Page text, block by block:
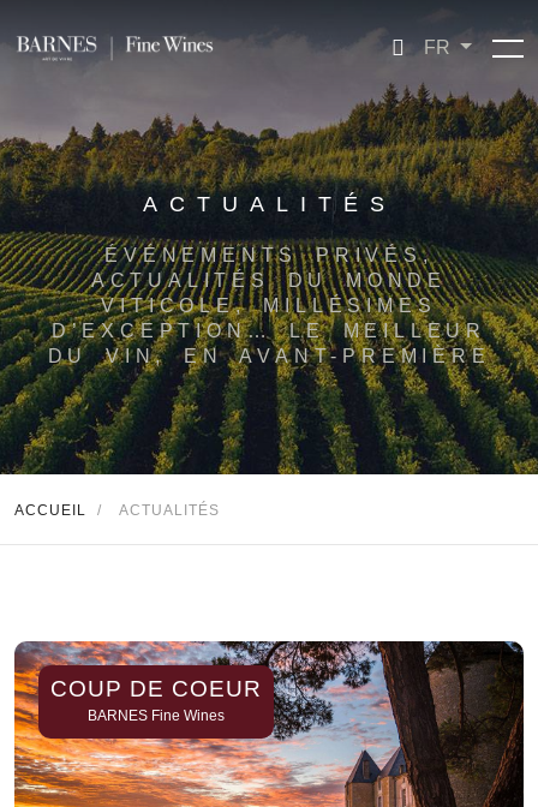
FR
ACTUALITÉS
ÉVÉNEMENTS PRIVÉS,
ACTUALITÉS DU MONDE
VITICOLE, MILLÉSIMES
D’EXCEPTION… LE MEILLEUR
DU VIN, EN AVANT-PREMIÈRE
ACCUEIL / ACTUALITÉS
COUP DE COEUR
BARNES Fine Wines